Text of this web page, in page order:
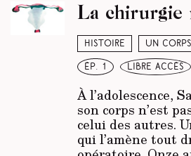
Histoire Un
ép. 1 libre accès
La chirurgie
À l’adolescence,
son corps n’est
celui des autres.
qui l’amène tout